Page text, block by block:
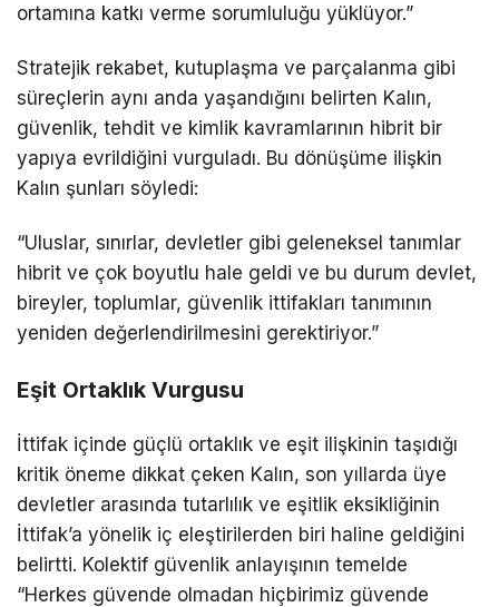
ortamına katkı verme sorumluluğu yüklüyor.”
Stratejik rekabet, kutuplaşma ve parçalanma gibi
süreçlerin aynı anda yaşandığını belirten Kalın,
güvenlik, tehdit ve kimlik kavramlarının hibrit bir
yapıya evrildiğini vurguladı. Bu dönüşüme ilişkin
Kalın şunları söyledi:
“Uluslar, sınırlar, devletler gibi geleneksel tanımlar
hibrit ve çok boyutlu hale geldi ve bu durum devlet,
bireyler, toplumlar, güvenlik ittifakları tanımının
yeniden değerlendirilmesini gerektiriyor.”
Eşit Ortaklık Vurgusu
İttifak içinde güçlü ortaklık ve eşit ilişkinin taşıdığı
kritik öneme dikkat çeken Kalın, son yıllarda üye
devletler arasında tutarlılık ve eşitlik eksikliğinin
İttifak’a yönelik iç eleştirilerden biri haline geldiğini
belirtti. Kolektif güvenlik anlayışının temelde
“Herkes güvende olmadan hiçbirimiz güvende